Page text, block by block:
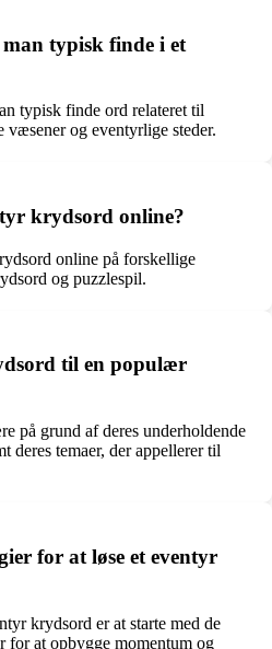
typisk finde i et
typisk finde ord relateret til
og eventyrlige steder.
krydsord online?
online på forskellige
og puzzlespil.
til en populær
på grund af deres underholdende
deres temaer, der appellerer til
for at løse et eventyr
krydsord er at starte med de
for at opbygge momentum og